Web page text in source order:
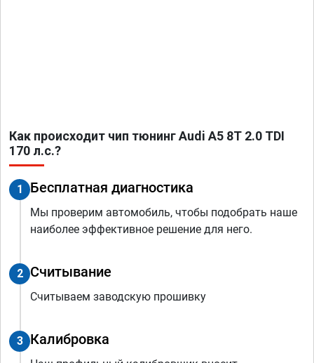
Как происходит чип тюнинг Audi A5 8T 2.0 TDI
170 л.с.?
1 Бесплатная диагностика
Мы проверим автомобиль, чтобы подобрать наше
наиболее эффективное решение для него.
2 Считывание
Считываем заводскую прошивку
3 Калибровка